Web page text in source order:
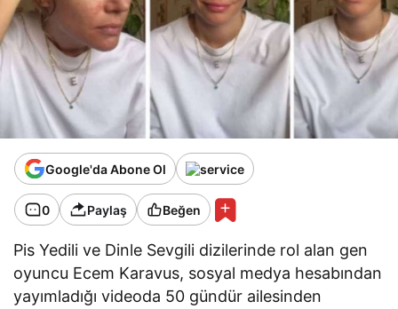
Google'da Abone Ol
0 Paylaş Beğen
Pis Yedili ve Dinle Sevgili dizilerinde rol alan gen
oyuncu Ecem Karavus, sosyal medya hesabından
yayımladığı videoda 50 gündür ailesinden